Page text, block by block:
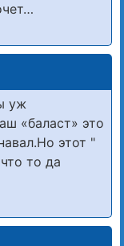
уж
«баласт» это
этот "
то да